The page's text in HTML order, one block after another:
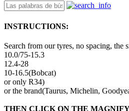
INSTRUCTIONS:
Search from our tyres, no spacing, the
10.0/75-15.3
12.4-28
10-16.5(Bobcat)
or only R34)
or the brand(Taurus, Michelin,
THEN CLICK ON THE